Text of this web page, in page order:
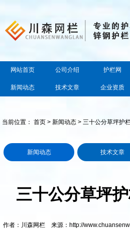
网站首页 公司介绍 护栏网
新闻动态 技术文章 企业资质
当前位置：首页 >新闻动态 > 三十公分草坪护
新闻动态 技术文章
三十公分草坪
作者：川森网栏 来源：http://